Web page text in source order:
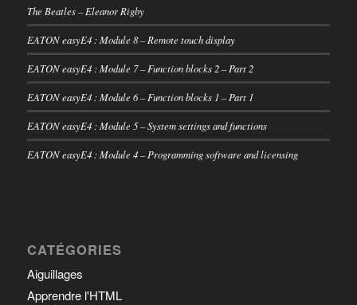
The Beatles – Eleanor Rigby
EATON easyE4 : Module 8 – Remote touch display
EATON easyE4 : Module 7 – Function blocks 2 – Part 2
EATON easyE4 : Module 6 – Function blocks 1 – Part 1
EATON easyE4 : Module 5 – System settings and functions
EATON easyE4 : Module 4 – Programming software and licensing
CATÉGORIES
Aiguillages
Apprendre l'HTML